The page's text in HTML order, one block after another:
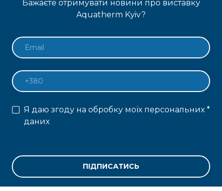
Бажаєте отримувати новини про виставку
Aquatherm Kyiv?
Я даю згоду на обробку моїх персональних
даних
*
ПІДПИСАТИСЬ